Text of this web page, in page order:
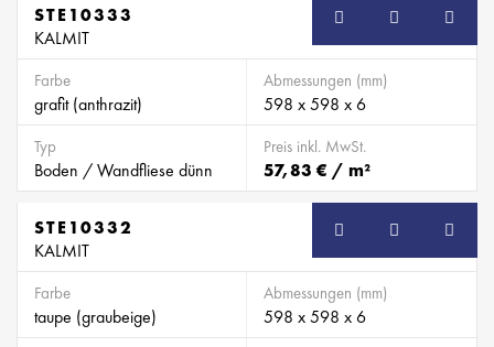
STE10333
KALMIT
Farbe
grafit (anthrazit)
Abmessungen (mm)
598 x 598 x 6
Typ
Boden / Wandfliese dünn
Preis inkl. MwSt.
57,83 € / m²
STE10332
KALMIT
Farbe
taupe (graubeige)
Abmessungen (mm)
598 x 598 x 6